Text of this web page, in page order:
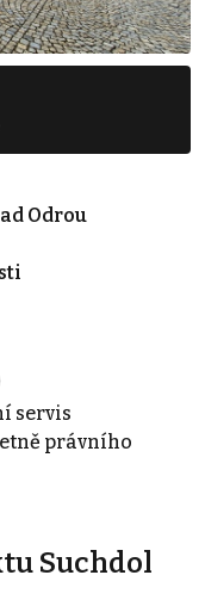
Odrou
servis
právního
Suchdol